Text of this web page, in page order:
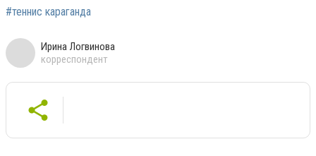
#теннис караганда
Ирина Логвинова
корреспондент